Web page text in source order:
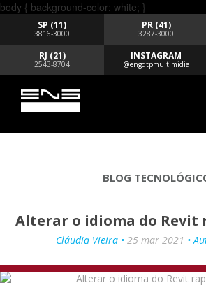
body { background-color: white; }
SP (11)
3816-3000
PR (41)
3287-3000
RJ (21)
2543-8704
INSTAGRAM
@engdtpmultimidia
BLOG
Alterar o idioma do Revit
Cláudia Vieira • 25 mar 2021 •